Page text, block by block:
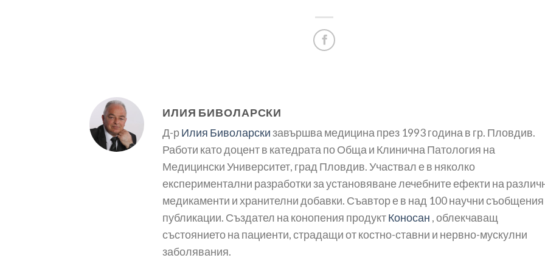
ИЛИЯ БИВОЛАРСКИ
Д-рИлия Биволарскизавършва медицина през 1993 година в гр. Пловдив.
Работи като доцент в катедрата по Обща и Клинична Патология на
Медицински Университет, град Пловдив. Участвал е в няколко
експериментални разработки за установяване лечебните ефекти на
медикаменти и хранителни добавки. Съавтор е в над 100 научни съобщения
публикации. Създател на конопения продуктКоносан , облекчаващ
състоянието на пациенти, страдащи от костно-ставни и нервно-мускулни
заболявания.